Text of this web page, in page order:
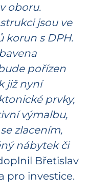
oboru.
jsou ve
korun s DPH.
pořízen
již nyní
prvky,
výmalbu,
zlacením,
nábytek či
Břetislav
pro investice.